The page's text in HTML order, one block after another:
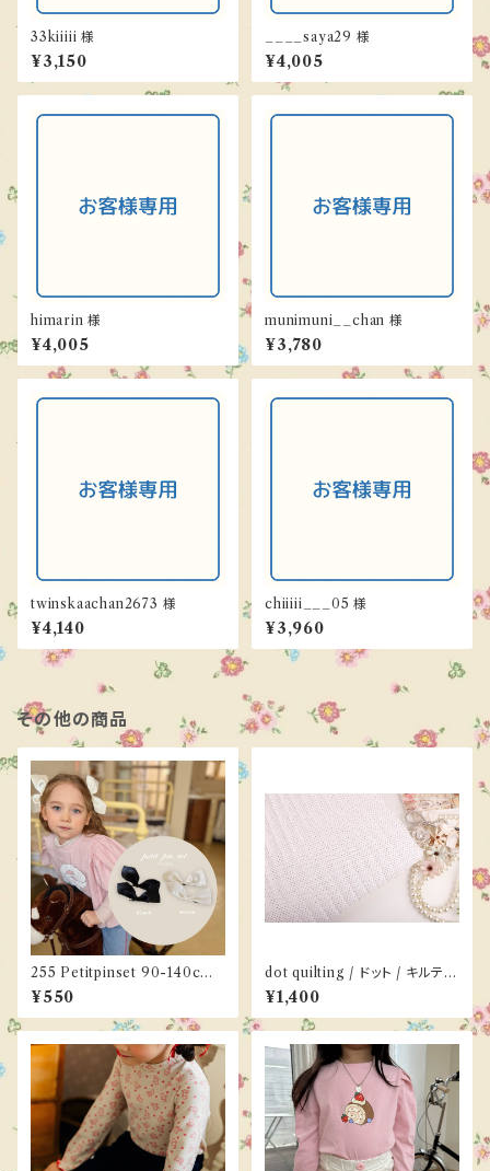
33kiiiii 様
¥3,150
____saya29 様
¥4,005
himarin 様
¥4,005
munimuni__chan 様
¥3,780
twinskaachan2673 様
¥4,140
chiiiii___05 様
¥3,960
その他の商品
255 Petitpinset 90-140cm
《ご予約／３月下旬お届け》
¥550
dot quilting / ドット / キルティ
ング
¥1,400